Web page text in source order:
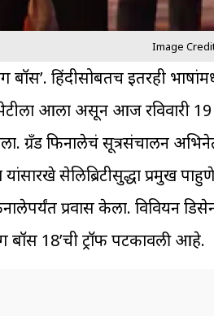
Image
बॉस’. हिंदीसोबतच इतरही
आला असून आज रविवारी 19
ग्रँड फिनालेचं सूत्रसंचालन
सेलिब्रिटीसुद्धा प्रमुख
प्रवास केला. विवियन
18’ची ट्रॉफी पटकावली आहे.